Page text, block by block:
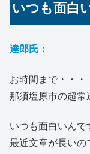
いつも面白
達郎氏：
お時間まで・・・
那須塩原市の超
いつも面白いんで
最近文章が長いの